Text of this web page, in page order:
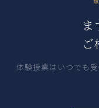
ま
ご
体験授業はいつでも